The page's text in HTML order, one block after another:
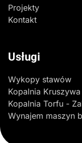
Projekty
Kontakt
Usługi
Wykopy stawów
Kopalnia
Kopalnia Torfu -
Wynajem maszyn